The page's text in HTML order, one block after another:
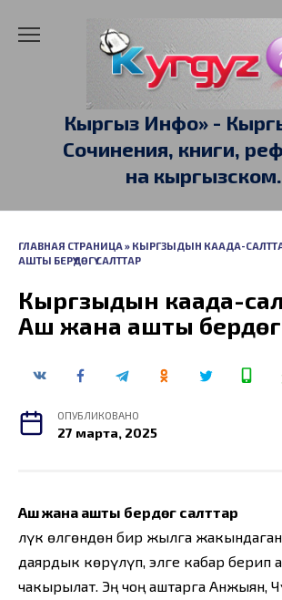
Кыргыз Инфо» -
Сочинения, книги,
на кыргызском.
ГЛАВНАЯ СТРАНИЦА» КЫРГЗЫДЫН КААДА-
АШТЫ БЕРҮҮДӨГҮ САЛТТАР
Кыргзыдын каада-
Аш жана ашты
ОПУБЛИКОВАНО
27 марта, 2025
Аш жана ашты берүүдөгү салттар
Өлүк өлгөндөн бир жылга
даярдык көрүлүп, элге кабар берип
чакырылат. Эң чоң аштарга Анжыян,